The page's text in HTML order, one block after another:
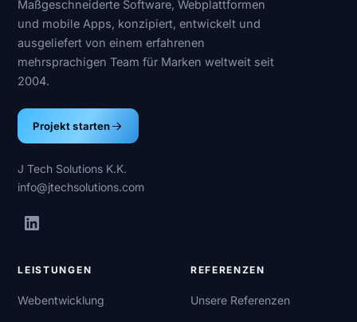
Maßgeschneiderte Software, Webplattformen
und mobile Apps, konzipiert, entwickelt und
ausgeliefert von einem erfahrenen
mehrsprachigen Team für Marken weltweit seit
2004.
Projekt starten
J Tech Solutions K.K.
info@jtechsolutions.com
LEISTUNGEN
Webentwicklung
REFERENZEN
Unsere Referenzen